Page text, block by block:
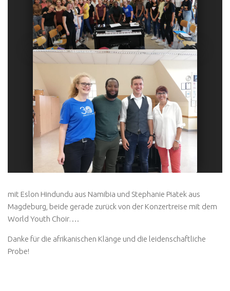
mit Eslon Hindundu aus Namibia und Stephanie Piatek aus
Magdeburg, beide gerade zurück von der Konzertreise mit dem
World Youth Choir….
Danke für die afrikanischen Klänge und die leidenschaftliche
Probe!